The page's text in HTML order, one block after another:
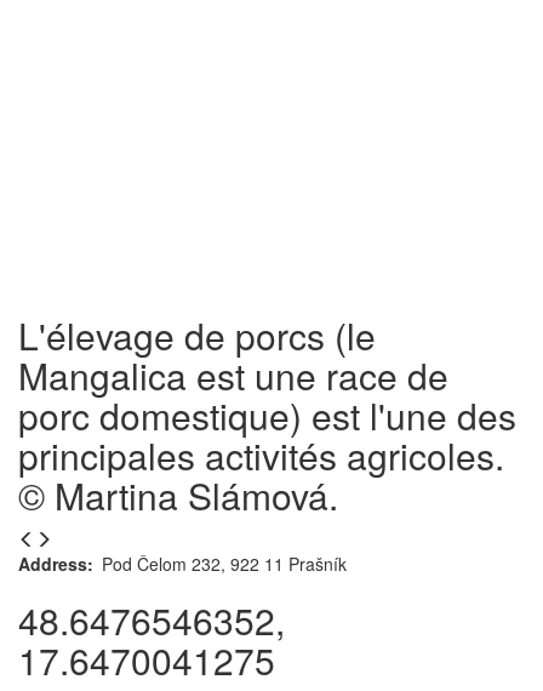
L'élevage de porcs (le
Mangalica est une race de
porc domestique) est l'une des
principales activités agricoles.
© Martina Slámová.
Address Pod Čelom 232, 922 11 Prašník
48.6476546352,
17.6470041275